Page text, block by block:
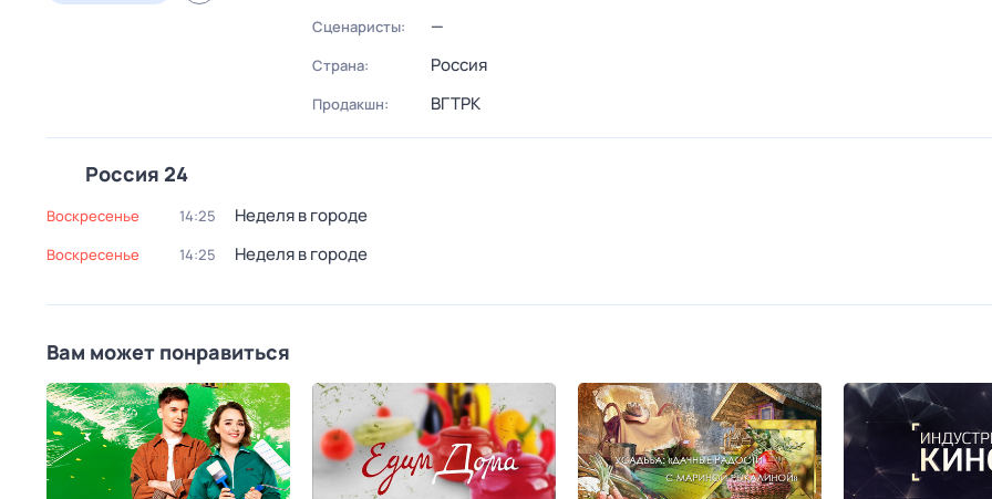
Сценаристы: —
Страна: Россия
Продакшн: ВГТРК
Россия 24
воскресенье 14:25 Неделя в городе
воскресенье 14:25 Неделя в городе
Вам может понравиться